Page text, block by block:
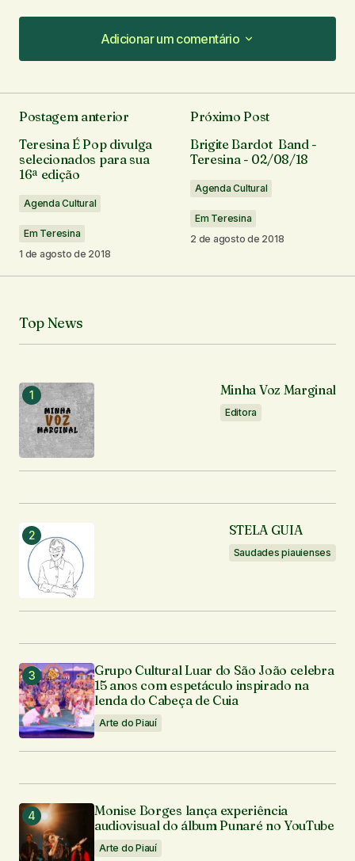
Adicionar um comentário
Adicionar um comentário
O seu endereço de e-mail não será publicado.
Campos obrigatórios são marcados com*
Notifique-me sobre novos comentários por e-mail.
Notifique-me sobre novas publicações por e-mail.
Postagem anterior
Teresina É Pop divulga
selecionados para sua
16ª edição
Agenda Cultural
Em Teresina
1 de agosto de 2018
Próximo Post
Brigite Bardot Band -
Teresina - 02/08/18
Agenda Cultural
Em Teresina
2 de agosto de 2018
Top News
Minha Voz Marginal
Editora
STELA GUIA
Saudades piauienses
Grupo Cultural Luar do São João celebra
15 anos com espetáculo inspirado na
lenda do Cabeça de Cuia
Arte do Piauí
Monise Borges lança experiência
audiovisual do álbum Punaré no YouTube
Arte do Piauí